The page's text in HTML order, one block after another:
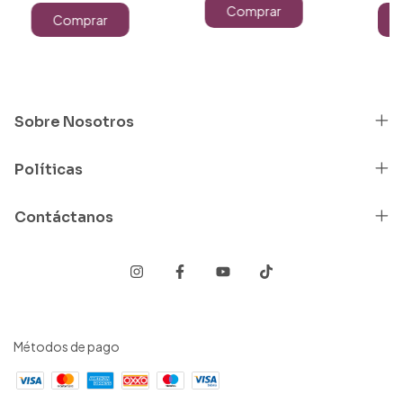
Comprar
Comprar
Sobre Nosotros
Políticas
Contáctanos
Métodos de pago